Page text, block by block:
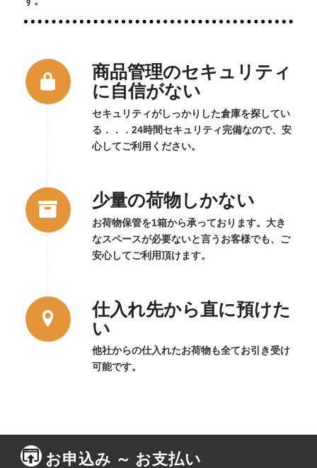
商品管理のセキュリティ
に自信がない
セキュリティがしっかりした倉庫を探してい
る．．．24時間セキュリティ完備なので、安
心してご利用ください。
少量の荷物しかない
お荷物保管を1箱から承っております。大き
なスペースが必要ないと言うお客様でも、ご
安心してご利用頂けます。
仕入れ先から直に預けた
い
他社からの仕入れたお荷物も全てお引き受け
可能です。
お申込み ～ お支払い